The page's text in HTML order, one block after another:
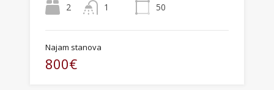
2 1 50
Najam stanova
800€